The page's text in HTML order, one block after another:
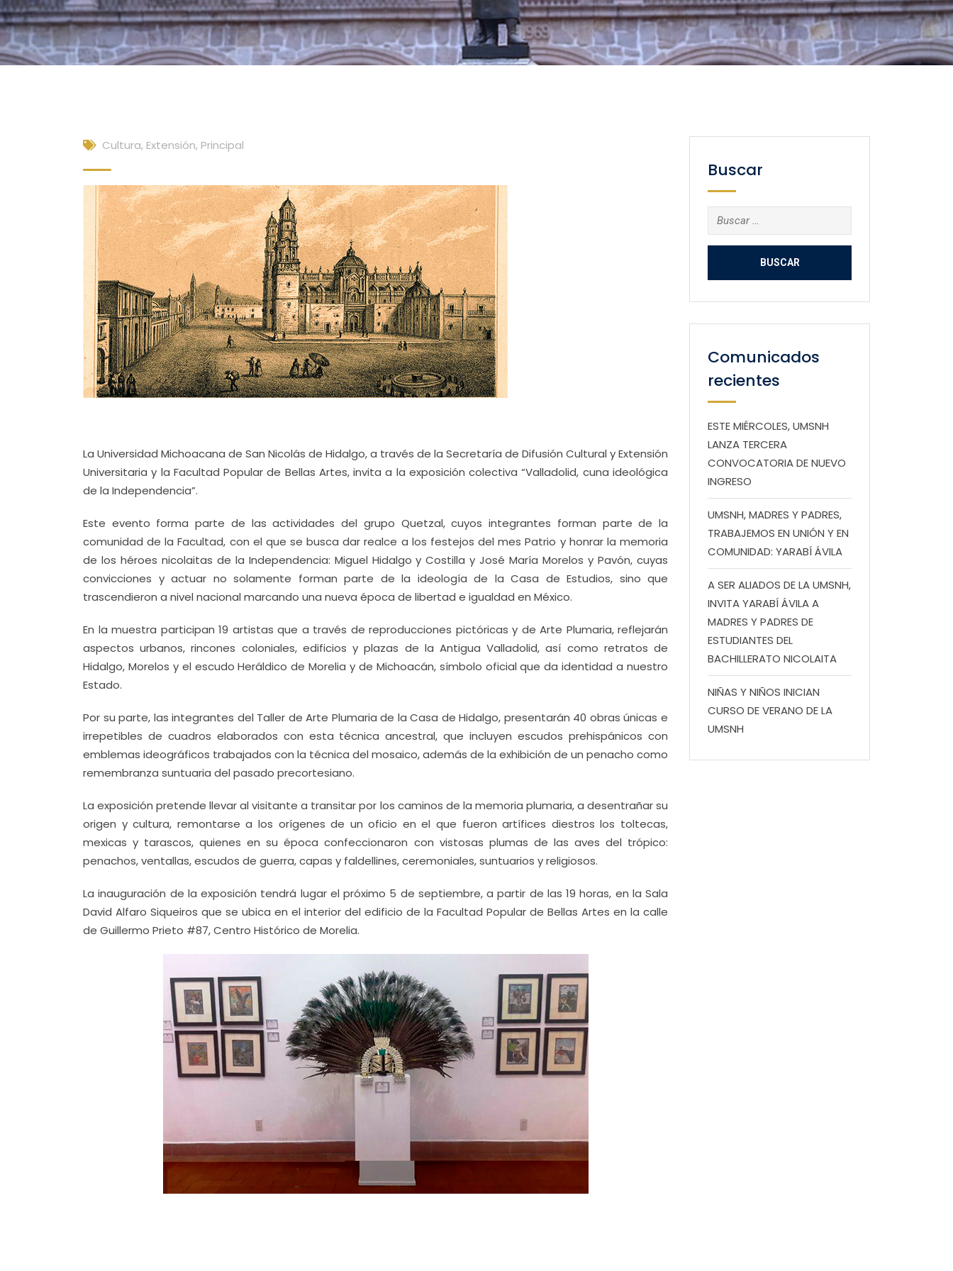
Cultura, Extensión, Principal
La Universidad Michoacana de San Nicolás de Hidalgo, a través de la Secretaría de Difusión Cultural y Extensión
Universitaria y la Facultad Popular de Bellas Artes, invita a la exposición colectiva “Valladolid, cuna ideológica
de la Independencia”.
Este evento forma parte de las actividades del grupo Quetzal, cuyos integrantes forman parte de la
comunidad de la Facultad, con el que se busca dar realce a los festejos del mes Patrio y honrar la memoria
de los héroes nicolaitas de la Independencia: Miguel Hidalgo y Costilla y José María Morelos y Pavón, cuyas
convicciones y actuar no solamente forman parte de la ideología de la Casa de Estudios, sino que
trascendieron a nivel nacional marcando una nueva época de libertad e igualdad en México.
En la muestra participan 19 artistas que a través de reproducciones pictóricas y de Arte Plumaria, reflejarán
aspectos urbanos, rincones coloniales, edificios y plazas de la Antigua Valladolid, así como retratos de
Hidalgo, Morelos y el escudo Heráldico de Morelia y de Michoacán, símbolo oficial que da identidad a nuestro
Estado.
Por su parte, las integrantes del Taller de Arte Plumaria de la Casa de Hidalgo, presentarán 40 obras únicas e
irrepetibles de cuadros elaborados con esta técnica ancestral, que incluyen escudos prehispánicos con
emblemas ideográficos trabajados con la técnica del mosaico, además de la exhibición de un penacho como
remembranza suntuaria del pasado precortesiano.
La exposición pretende llevar al visitante a transitar por los caminos de la memoria plumaria, a desentrañar su
origen y cultura, remontarse a los orígenes de un oficio en el que fueron artífices diestros los toltecas,
mexicas y tarascos, quienes en su época confeccionaron con vistosas plumas de las aves del trópico:
penachos, ventallas, escudos de guerra, capas y faldellines, ceremoniales, suntuarios y religiosos.
La inauguración de la exposición tendrá lugar el próximo 5 de septiembre, a partir de las 19 horas, en la Sala
David Alfaro Siqueiros que se ubica en el interior del edificio de la Facultad Popular de Bellas Artes en la calle
de Guillermo Prieto #87, Centro Histórico de Morelia.
Buscar
Buscar:
Comunicados
recientes
ESTE MIÉRCOLES, UMSNH
LANZA TERCERA
CONVOCATORIA DE NUEVO
INGRESO
UMSNH, MADRES Y PADRES,
TRABAJEMOS EN UNIÓN Y EN
COMUNIDAD: YARABÍ ÁVILA
A SER ALIADOS DE LA UMSNH,
INVITA YARABÍ ÁVILA A
MADRES Y PADRES DE
ESTUDIANTES DEL
BACHILLERATO NICOLAITA
NIÑAS Y NIÑOS INICIAN
CURSO DE VERANO DE LA
UMSNH